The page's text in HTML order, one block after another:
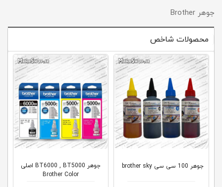
و
پیشنهادها
تماس
با
ما
کلاب
محاشاپ
خالیجوهر Brother
محصولات شاخص
جوهر 100 سی سی brother sky
جوهر BT6000 , BT5000 اصلی
Brother Color